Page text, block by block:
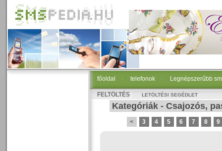
főoldal telefonok Legnépszerűbb
FELTÖLTÉS LETÖLTÉSI SEGÉDLET
Kategóriák - Csajozós,
< 3 4 5 6 7 8 9